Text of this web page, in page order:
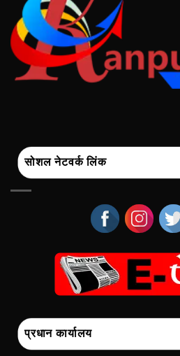
सोशल नेटवर्क लिंक
प्रधान कार्यालय